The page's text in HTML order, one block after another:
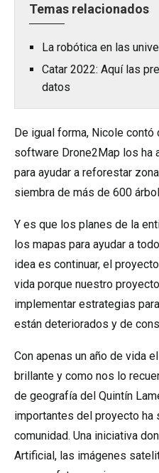
Temas relacionados
La robótica en las
Catar 2022: Aquí las
datos
De igual forma, Nicole
software Drone2Map los ha
para ayudar a reforestar
siembra de más de 600
Y es que los planes de la
los mapas para ayudar a
idea es continuar, el
vida porque nuestro
implementar estrategias
están deteriorados y de
Con apenas un año de vida
brillante y como nos lo
de geografía del Quintín
importantes del proyecto ha
comunidad. Una iniciativa
Artificial, las imágenes